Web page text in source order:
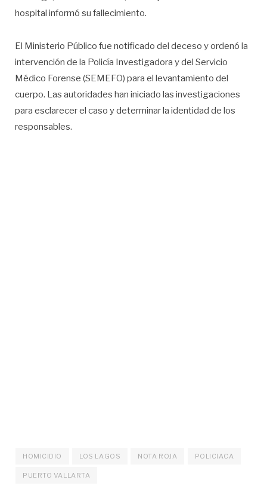
hospital informó su fallecimiento.
El Ministerio Público fue notificado del deceso y ordenó la
intervención de la Policía Investigadora y del Servicio
Médico Forense (SEMEFO) para el levantamiento del
cuerpo. Las autoridades han iniciado las investigaciones
para esclarecer el caso y determinar la identidad de los
responsables.
HOMICIDIO LOS LAGOS NOTA ROJA POLICIACA
PUERTO VALLARTA